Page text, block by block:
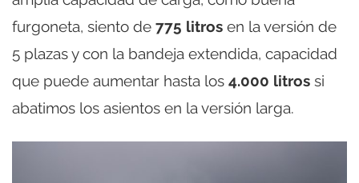
furgoneta, siento de 775 litros en la versión de
5 plazas y con la bandeja extendida, capacidad
que puede aumentar hasta los 4.000 litros si
abatimos los asientos en la versión larga.